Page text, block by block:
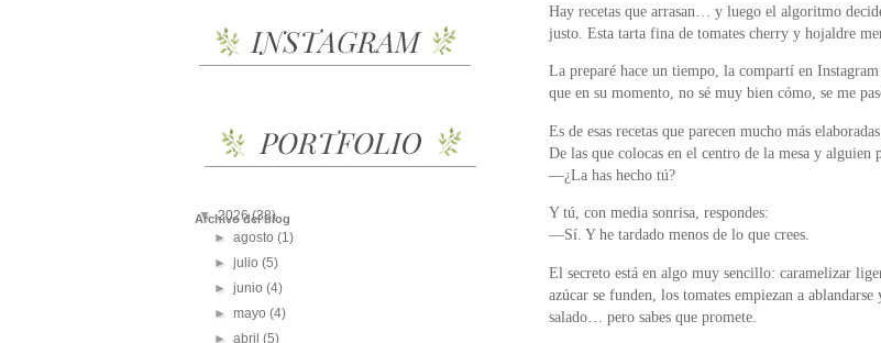
Hay recetas que arrasan… y luego el algoritmo
justo. Esta tarta fina de tomates cherry y hojaldre
La preparé hace un tiempo, la compartí en
que en su momento, no sé muy bien cómo, se me
Es de esas recetas que parecen mucho más
De las que colocas en el centro de la mesa y alguien
—¿La has hecho tú?
Y tú, con media sonrisa, respondes:
—Sí. Y he tardado menos de lo que crees.
El secreto está en algo muy sencillo: caramelizar
azúcar se funden, los tomates empiezan a
salado… pero sabes que promete.
Archivo del blog
▼2026(38)
►agosto(1)
►julio(5)
►junio(4)
►mayo(4)
►abril(5)